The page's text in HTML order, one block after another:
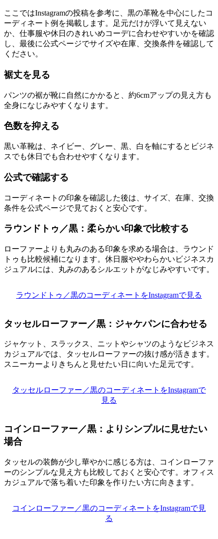
ここではInstagramの投稿を参考に、黒の革靴を中心にしたコ
ーディネート例を掲載します。足元だけが浮いて見えない
か、仕事服や休日のきれいめコーデに合わせやすいかを確認
し、最後に公式ページでサイズや在庫、交換条件を確認して
ください。
裾丈を見る
パンツの裾が靴に自然にかかると、約6cmアップの見え方も
全身になじみやすくなります。
色数を抑える
黒い革靴は、ネイビー、グレー、黒、白を軸にするとビジネ
スでも休日でも合わせやすくなります。
公式で確認する
コーディネートの印象を確認した後は、サイズ、在庫、交換
条件を公式ページで見ておくと安心です。
ラウンドトゥ／黒：柔らかい印象で比較する
ローファーよりも丸みのある印象を求める場合は、ラウンド
トゥも比較候補になります。休日服ややわらかいビジネスカ
ジュアルには、丸みのあるシルエットがなじみやすいです。
ラウンドトゥ／黒のコーディネートをInstagramで見る
タッセルローファー／黒：ジャケパンに合わせる
ジャケット、スラックス、ニットやシャツのようなビジネス
カジュアルでは、タッセルローファーの抜け感が活きます。
スニーカーよりきちんと見せたい日に向いた足元です。
タッセルローファー／黒のコーディネートをInstagramで
見る
コインローファー／黒：よりシンプルに見せたい
場合
タッセルの装飾が少し華やかに感じる方は、コインローファ
ーのシンプルな見え方も比較しておくと安心です。オフィス
カジュアルで落ち着いた印象を作りたい方に向きます。
コインローファー／黒のコーディネートをInstagramで見
る